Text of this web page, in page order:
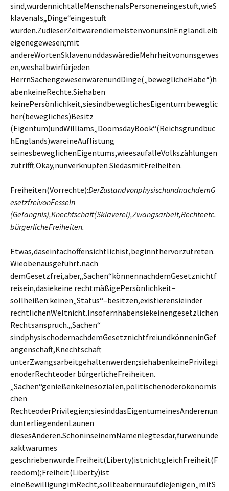
sind,wurdennichtalleMenschenalsPersoneneingestuft,wieS
klavenals„Dinge“eingestuft
wurden.ZudieserZeitwärendiemeistenvonunsinEnglandLeib
eigenegewesen;mit
andereWortenSklavenunddaswäredieMehrheitvonunsgewes
en,weshalbwirfürjeden
HerrnSachengewesenwärenundDinge(„beweglicheHabe“)h
abenkeineRechte.Siehaben
keinePersönlichkeit,siesindbeweglichesEigentum:beweglic
her(bewegliches)Besitz
(Eigentum)undWilliams„DoomsdayBook“(Reichsgrundbuc
hEnglands)wareineAuflistung
seinesbeweglichenEigentums,wieesaufalleVolkszählungen
zutrifft.Okay,nunverknüpfen SiedasmitFreiheiten.
Freiheiten(Vorrechte):DerZustandvonphysischundnachdemG
esetzfreivonFesseln
(Gefängnis),Knechtschaft(Sklaverei),Zwangsarbeit,Rechteetc.
bürgerlicheFreiheiten.
Etwas,daseinfachoffensichtlichist,beginnthervorzutreten.
Wieobenausgeführt.nach
demGesetzfrei,aber„Sachen“könnennachdemGesetznichtf
reisein,dasiekeine rechtmäßigePersönlichkeit–
sollheißen:keinen„Status“–besitzen,existierensieinder
rechtlichenWeltnicht.Insofernhabensiekeinengesetzlichen
Rechtsanspruch.„Sachen“
sindphysischodernachdemGesetznichtfreiundkönneninGef
angenschaft,Knechtschaft
unterZwangsarbeitgehaltenwerden;siehabenkeinePrivilegi
enoderRechteoder bürgerlicheFreiheiten.
„Sachen“genießenkeinesozialen,politischenoderökonomis
chen
RechteoderPrivilegien;siesinddasEigentumeinesAnderenun
dunterliegendenLaunen
diesesAnderen.SchoninseinemNamenlegtesdar,fürwenunde
xaktwarumes
geschriebenwurde.Freiheit(Liberty)istnichtgleichFreiheit(F
reedom);Freiheit(Liberty)ist
eineBewilligungimRecht,sollteabernuraufdiejenigen„mitS